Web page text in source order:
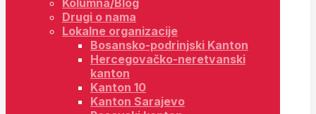
Kolumna/Blog
Drugi o nama
Lokalne organizacije
Bosansko-podrinjski Kanton
Hercegovačko-neretvanski
kanton
Kanton 10
Kanton Sarajevo